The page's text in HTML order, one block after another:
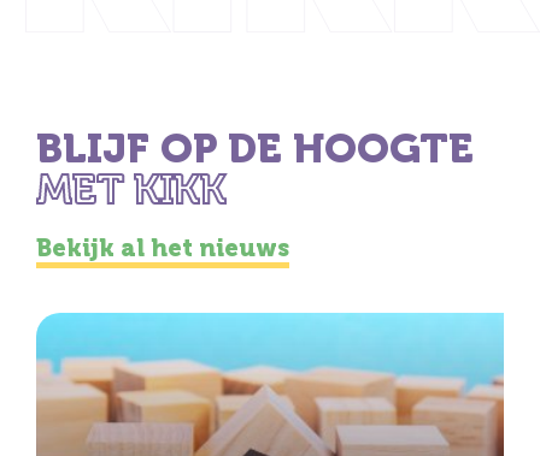
BLIJF OP DE HOOGTE
MET KIKK
Bekijk al het nieuws